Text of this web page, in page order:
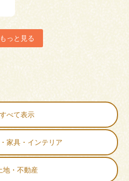
もっと見る
すべて表示
家具・インテリア
地・不動産